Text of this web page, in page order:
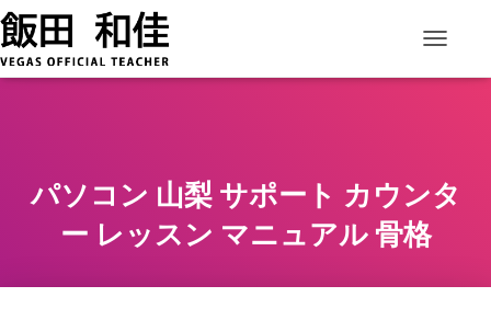
パソコン 山梨 サポート カウンタ
ー レッスン マニュアル 骨格